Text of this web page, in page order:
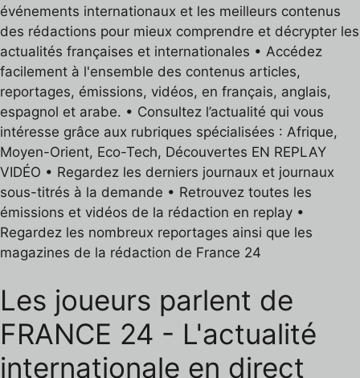
événements internationaux et les meilleurs contenus
des rédactions pour mieux comprendre et décrypter les
actualités françaises et internationales • Accédez
facilement à l'ensemble des contenus articles,
reportages, émissions, vidéos, en français, anglais,
espagnol et arabe. • Consultez l’actualité qui vous
intéresse grâce aux rubriques spécialisées : Afrique,
Moyen-Orient, Eco-Tech, Découvertes EN REPLAY
VIDÉO • Regardez les derniers journaux et journaux
sous-titrés à la demande • Retrouvez toutes les
émissions et vidéos de la rédaction en replay •
Regardez les nombreux reportages ainsi que les
magazines de la rédaction de France 24
Les joueurs parlent de
FRANCE 24 - L'actualité
internationale en direct